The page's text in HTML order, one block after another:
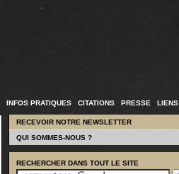
INFOS PRATIQUES CITATIONS PRESSE LIENS
RECEVOIR NOTRE NEWSLETTER
QUI SOMMES-NOUS ?
RECHERCHER DANS TOUT LE SITE